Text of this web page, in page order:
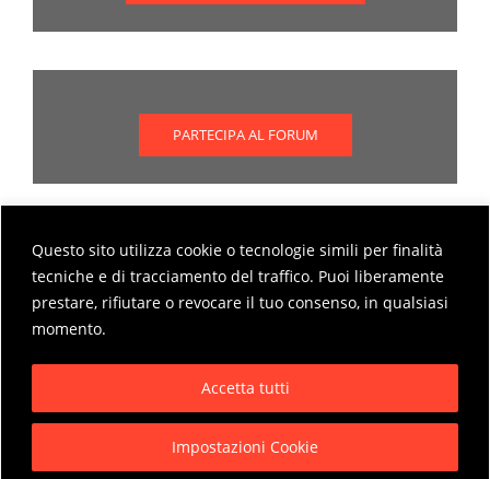
Questo sito utilizza cookie o tecnologie simili per finalità
tecniche e di tracciamento del traffico. Puoi liberamente
prestare, rifiutare o revocare il tuo consenso, in qualsiasi
momento.
Impostazioni Cookie
Accetta tutti
PARTECIPA AL FORUM
Scopri come partecipare al forum
MODALITÀ DI PARTECIPAZIONE AL FORUM
Privacy Policy